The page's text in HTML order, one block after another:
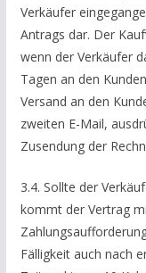
Verkäufer
Antrags dar. Der
wenn der Verkäufer
Tagen an den
Versand an den
zweiten E-Mail,
Zusendung der
3.4. Sollte der
kommt der Vertrag
Fälligkeit auch nach